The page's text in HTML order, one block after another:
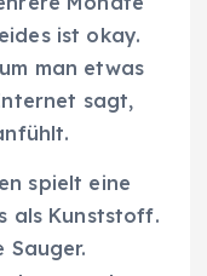
ist okay.
man etwas
sagt,
spielt eine
als Kunststoff.